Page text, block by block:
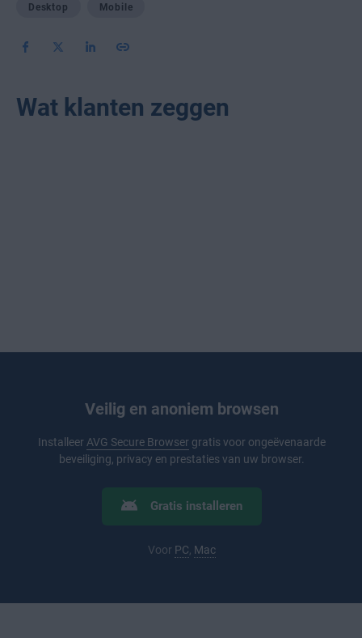
Desktop Mobile
Wat klanten zeggen
Veilig en anoniem browsen
Installeer AVG Secure Browsergratis voor ongeëvenaarde
beveiliging, privacy en prestaties van uw browser.
Gratis installeren
Voor PC Mac